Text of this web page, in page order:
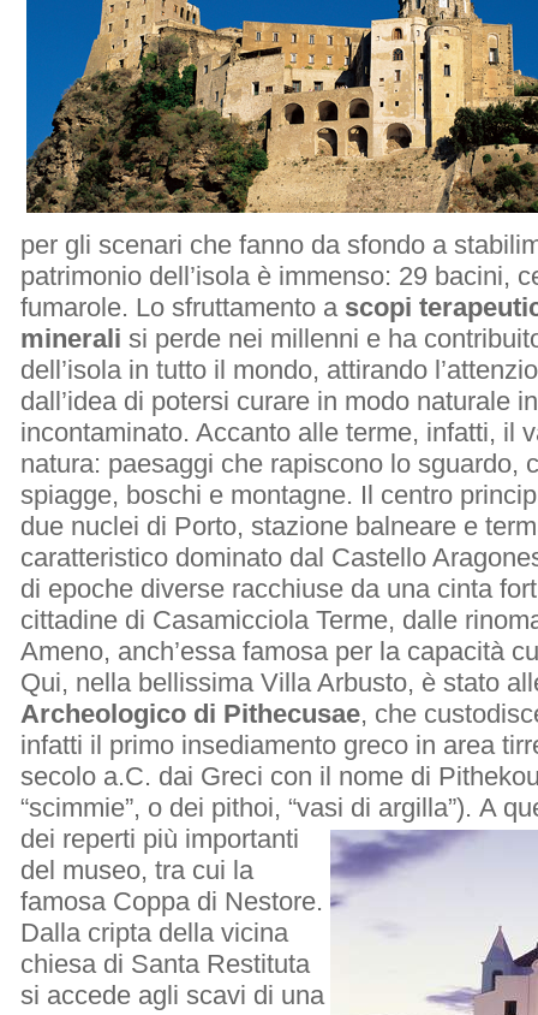
per gli scenari che fanno da sfondo a
patrimonio dell’isola è immenso: 29 bacini,
fumarole. Lo sfruttamento ascopi
minerali si perde nei millenni e ha
dell’isola in tutto il mondo, attirando
dall’idea di potersi curare in modo naturale
incontaminato. Accanto alle terme, infatti, il
natura: paesaggi che rapiscono lo sguardo,
spiagge, boschi e montagne. Il centro
due nuclei di Porto, stazione balneare e
caratteristico dominato dal Castello
di epoche diverse racchiuse da una cinta
cittadine di Casamicciola Terme, dalle
Ameno, anch’essa famosa per la capacità
Qui, nella bellissima Villa Arbusto, è stato
Archeologico di Pithecusae, che
infatti il primo insediamento greco in area
secolo a.C. dai Greci con il nome di
“scimmie”, o dei pithoi, “vasi di argilla”). A
dei reperti più importanti
del museo, tra cui la
famosa Coppa di Nestore.
Dalla cripta della vicina
chiesa di Santa Restituta
si accede agli scavi di una